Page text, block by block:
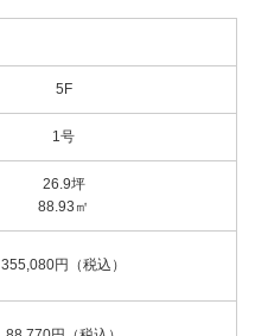
5F
1号
26.9坪
88.93㎡
355,080円（税込）